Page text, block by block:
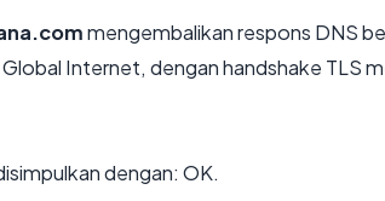
mengembalikan respons DNS
Internet, dengan handshake TLS
dengan: OK.